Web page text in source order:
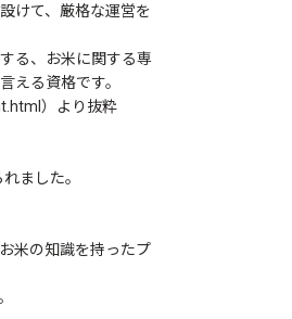
けて、厳格な運営を
る、お米に関する専
える資格です。
）より抜粋
ました。
米の知識を持ったプ